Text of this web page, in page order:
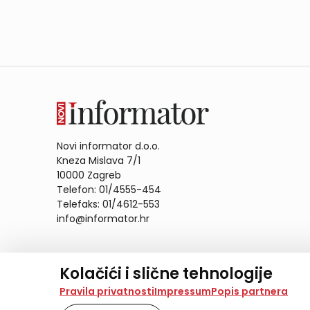
Kolačići i slične tehnologije
Na našoj web stranici koristimo kolačiće i slične
analiziramo promet na stranici te prikazujemo
Pravila privatnostiImpressumPopis partnera
Novi informator d.o.o.
Kneza Mislava 7/1
10000 Zagreb
Telefon: 01/4555-454
Telefaks: 01/4612-553
info@informator.hr